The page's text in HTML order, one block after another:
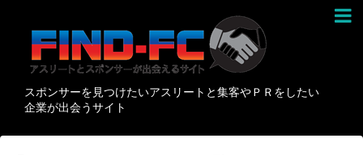
スポンサーを見つけたいアスリートと集客やＰＲをしたい
企業が出会うサイト